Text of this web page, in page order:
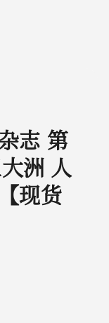
志 第
洲 人
现货